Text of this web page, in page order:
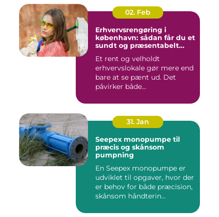
02. Feb
Erhvervsrengøring i
københavn: sådan får du et
sundt og præsentabelt
Et rent og velholdt
erhvervslokale gør mere end
bare at se pænt ud. Det
påvirker både
31. Jan
Seepex monopumpe til
præcis og skånsom
pumpning
En Seepex monopumpe er
udviklet til opgaver, hvor der
er behov for både præcision,
skånsom håndterin...